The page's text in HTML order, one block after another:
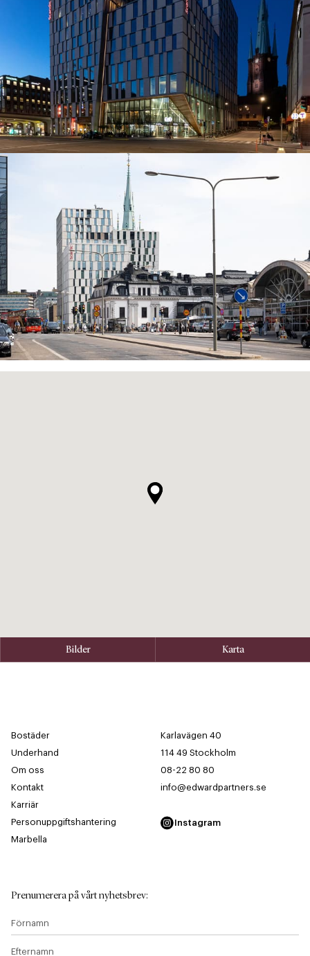
Bilder Karta
Bostäder
Underhand
Om oss
Kontakt
Karriär
Personuppgiftshantering
Marbella
Karlavägen 40
114 49 Stockholm
08-22 80 80
info@edwardpartners.se
Instagram
Prenumerera på vårt nyhetsbrev:
Förnamn
Efternamn